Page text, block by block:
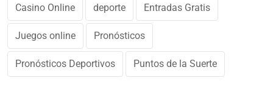
Casino Online deporte Entradas Gratis
Juegos online Pronósticos
Pronósticos Deportivos Puntos de la Suerte